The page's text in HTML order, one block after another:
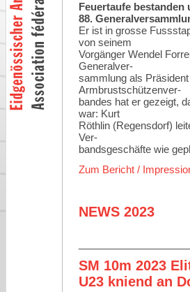
Feuertaufe bestanden
88.
Er ist in grosse
von seinem
Vorgänger Wendel
Generalver-
sammlung als
Armbrustschützenver-
bandes hat er gezeigt,
war: Kurt
Röthlin (Regensdorf)
Ver-
bandsgeschäfte wie
Zum Bericht /
NEWS 2023
SM 10m 2023
U23 kniend an